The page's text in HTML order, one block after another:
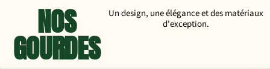
NOS
GOURDES
Un design, une élégance et des matériaux
d'exception.